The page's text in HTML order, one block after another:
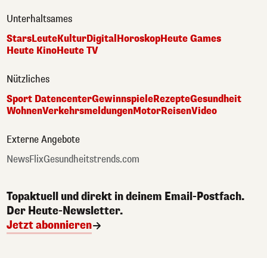
Unterhaltsames
StarsLeuteKulturDigital HoroskopHeute Games
Heute KinoHeute TV
Nützliches
Sport DatencenterGewinnspieleRezepteGesundheit
WohnenVerkehrsmeldungenMotorReisenVideo
Externe Angebote
NewsFlixGesundheitstrends.com
Topaktuell und direkt in deinem Email-Postfach.
Der Heute-Newsletter.
Jetzt abonnieren